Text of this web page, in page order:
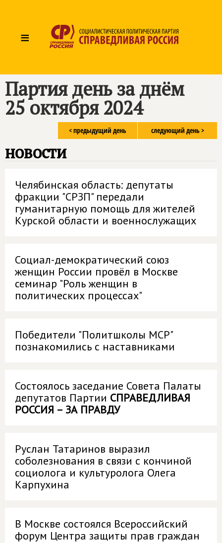
≡
Партия день за днём
25 октября 2024
следующий день >
< предыдущий день
новости
Челябинская область: депутаты
фракции "СРЗП" передали
гуманитарную помощь для жителей
Курской области и военнослужащих
Социал-демократический союз
женщин России провёл в Москве
семинар "Роль женщин в
политических процессах"
Победители "Политшколы МСР"
познакомились с наставниками
Состоялось заседание Совета Палаты
депутатов Партии СПРАВЕДЛИВАЯ
РОССИЯ – ЗА ПРАВДУ
Руслан Татаринов выразил
соболезнования в связи с кончиной
социолога и культуролога Олега
Карпухина
В Москве состоялся Всероссийский
форум Центра защиты прав граждан